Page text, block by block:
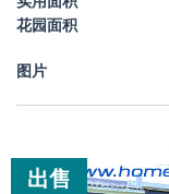
花园面积
图片
出售